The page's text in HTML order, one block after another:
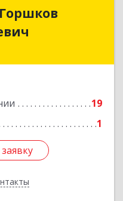
19
1
ИП Горшков
Николаевич
Подробнее